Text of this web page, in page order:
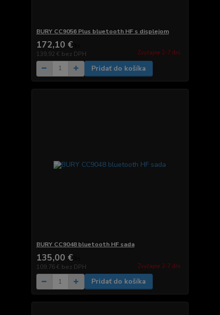
BURY CC9056 Plus bluetooth HF s displejom
172,10 €
139,92 € bez DPH Zvyčajne 2-7 dni.
Pridať do košíka
BURY CC9048 bluetooth HF sada
135,00 €
109,76 € bez DPH Zvyčajne 2-7 dni.
Pridať do košíka